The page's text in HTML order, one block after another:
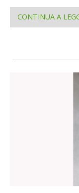
CONTINUA A